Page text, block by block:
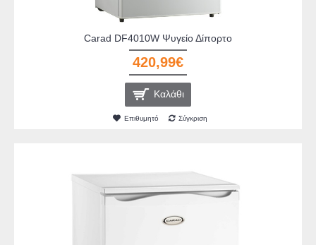
Carad DF4010W Ψυγείο Δίπορτο
420,99€
Καλάθι
Επιθυμητό Σύγκριση